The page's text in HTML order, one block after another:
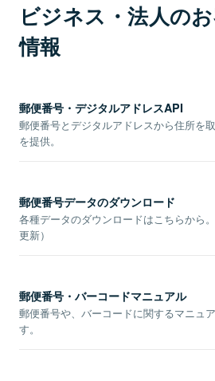
ビジネス・法人の
情報
郵便番号・デジタルアドレスAPI
郵便番号とデジタルアドレスから住所を
を提供。
郵便番号データのダウンロード
各種データのダウンロードはこちらから
更新）
郵便番号・バーコードマニュアル
郵便番号や、バーコードに関するマニュ
す。